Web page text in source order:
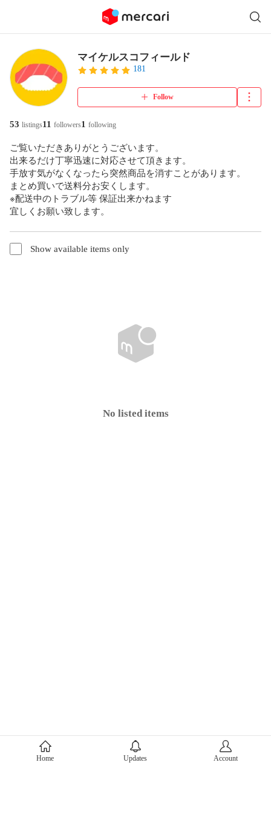
マイケルスコフィールド
181
Follow
53 listings11 followers1 following
ご覧いただきありがとうございます。
出来るだけ丁寧迅速に対応させて頂きます。
手放す気がなくなったら突然商品を消すことがあります。
まとめ買いで送料分お安くします。
※配送中のトラブル等 保証出来かねます
宜しくお願い致します。
Show available items only
No listed items
About Mercari
Corporate Site
Home Updates Account